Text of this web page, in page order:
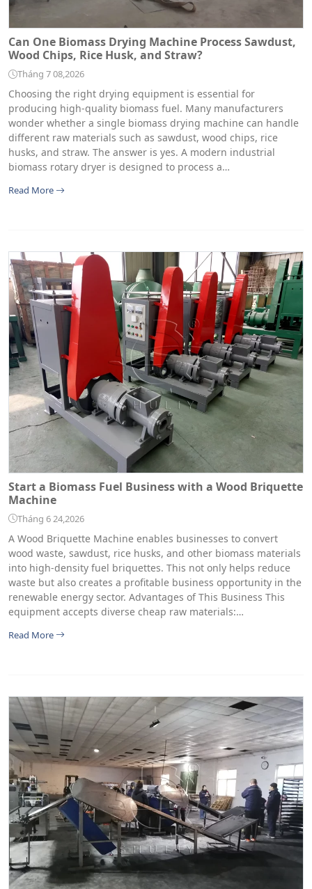
Can One Biomass Drying Machine Process Sawdust,
Wood Chips, Rice Husk, and Straw?
Tháng 7 08,2026
Choosing the right drying equipment is essential for
producing high-quality biomass fuel. Many manufacturers
wonder whether a single biomass drying machine can handle
different raw materials such as sawdust, wood chips, rice
husks, and straw. The answer is yes. A modern industrial
biomass rotary dryer is designed to process a…
Read More
Start a Biomass Fuel Business with a Wood Briquette
Machine
Tháng 6 24,2026
A Wood Briquette Machine enables businesses to convert
wood waste, sawdust, rice husks, and other biomass materials
into high-density fuel briquettes. This not only helps reduce
waste but also creates a profitable business opportunity in the
renewable energy sector. Advantages of This Business This
equipment accepts diverse cheap raw materials:…
Read More